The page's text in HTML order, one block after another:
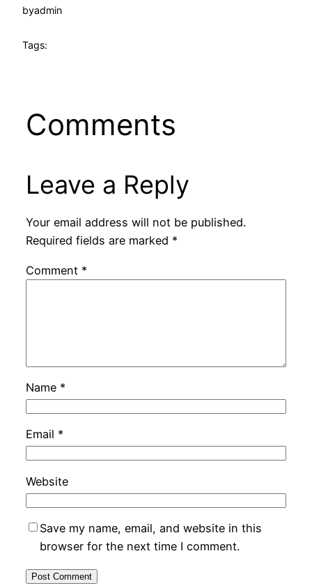
byadmin
Tags:
Comments
Leave a Reply
Your email address will not be published.
Required fields are marked *
Comment *
Name *
Email *
Website
Save my name, email, and website in this
browser for the next time I comment.